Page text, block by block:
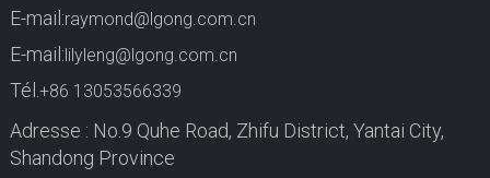
E-mail:raymond@lgong.com.cn
E-mail:lilyleng@lgong.com.cn
Tél. +86 13053566339
Adresse : No.9 Quhe Road, Zhifu District, Yantai City,
Shandong Province